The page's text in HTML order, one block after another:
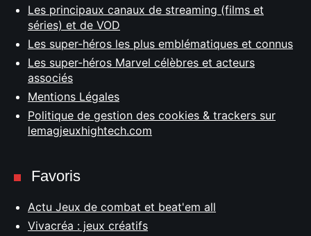
Les principaux canaux de streaming (films et
séries) et de VOD
Les super-héros les plus emblématiques et connus
Les super-héros Marvel célèbres et acteurs
associés
Mentions Légales
Politique de gestion des cookies & trackers sur
lemagjeuxhightech.com
Favoris
Actu Jeux de combat et beat'em all
Vivacréa : jeux créatifs